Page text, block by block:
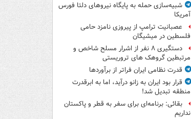
شبیه‌سازی حمله به پایگاه نیروهای دلتا فورس
آمریکا
عصبانیت ترامپ از پیروزی نامزد حامی
فلسطین در میشیگان
دستگیری ۸ نفر از اشرار مسلح شاخص و
مرتبطین گروهک های تروریستی
قدرت نظامی ایران فراتر از برآوردها
قرار بود ایران به زانو درآید، اما به ابرقدرت
منطقه تبدیل شد!
بقائی: برنامه‌ای برای سفر به قطر و پاکستان
نداریم